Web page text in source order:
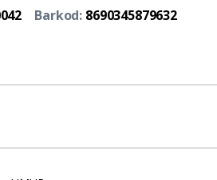
Barkod: 8690345879632